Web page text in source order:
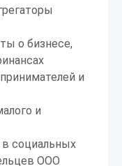
о бизнесе,
и
и
в социальных
ООО